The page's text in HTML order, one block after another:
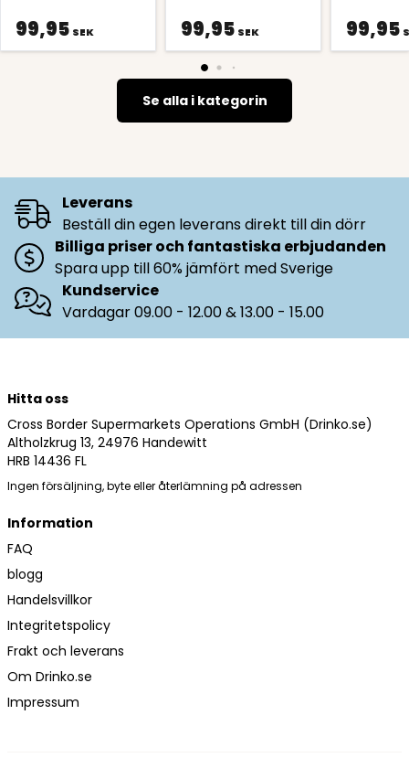
99,95 SEK 99,95 SEK 99,95
Se alla i kategorin
Leverans
Beställ din egen leverans direkt till din dörr
Billiga priser och fantastiska erbjudanden
Spara upp till 60% jämfört med Sverige
Kundservice
Vardagar 09.00 - 12.00 & 13.00 - 15.00
Hitta oss
Cross Border Supermarkets Operations GmbH (Drinko.se)
Altholzkrug 13, 24976 Handewitt
HRB 14436 FL
Ingen försäljning, byte eller återlämning på adressen
Information
FAQ
blogg
Handelsvillkor
Integritetspolicy
Frakt och leverans
Om Drinko.se
Impressum